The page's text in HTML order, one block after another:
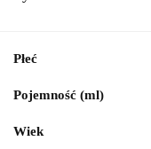
Płeć
Pojemność (ml)
Wiek